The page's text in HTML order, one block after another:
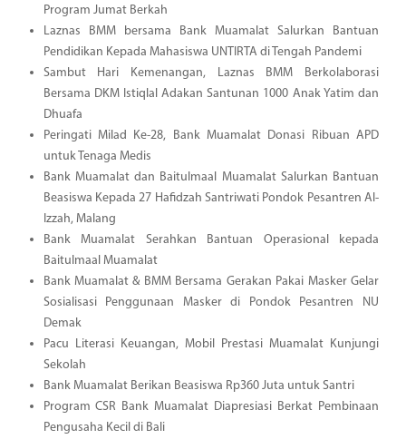
Program Jumat Berkah
Laznas BMM bersama Bank Muamalat Salurkan Bantuan
Pendidikan Kepada Mahasiswa UNTIRTA di Tengah Pandemi
Sambut Hari Kemenangan, Laznas BMM Berkolaborasi
Bersama DKM Istiqlal Adakan Santunan 1000 Anak Yatim dan
Dhuafa
Peringati Milad Ke-28, Bank Muamalat Donasi Ribuan APD
untuk Tenaga Medis
Bank Muamalat dan Baitulmaal Muamalat Salurkan Bantuan
Beasiswa Kepada 27 Hafidzah Santriwati Pondok Pesantren Al-
Izzah, Malang
Bank Muamalat Serahkan Bantuan Operasional kepada
Baitulmaal Muamalat
Bank Muamalat & BMM Bersama Gerakan Pakai Masker Gelar
Sosialisasi Penggunaan Masker di Pondok Pesantren NU
Demak
Pacu Literasi Keuangan, Mobil Prestasi Muamalat Kunjungi
Sekolah
Bank Muamalat Berikan Beasiswa Rp360 Juta untuk Santri
Program CSR Bank Muamalat Diapresiasi Berkat Pembinaan
Pengusaha Kecil di Bali